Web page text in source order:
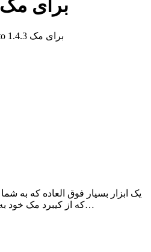
Typeeto 1.4.3 برای مک
دانلود نرم افزار Typeeto 1.4.3 برای مک
که از کیبرد مک خود به عنوان یک کیبود بلوتوثی برای…